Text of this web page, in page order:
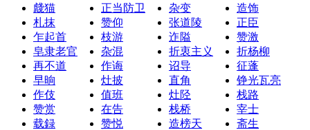
虥猫
正当防卫 杂变
造饰
札抹
赞仰 张道陵
正臣
乍起首
枝游 迮隘
赞激
皂隶老官
杂混 折衷主义
折杨柳
再不道
作诲 诏导
征蓬
早晌
灶披 直角
铮光瓦亮
作伎
值班 灶陉
栈路
赞赏
在告 栈桥
宰士
载録
赞悦 造榜天
斋生